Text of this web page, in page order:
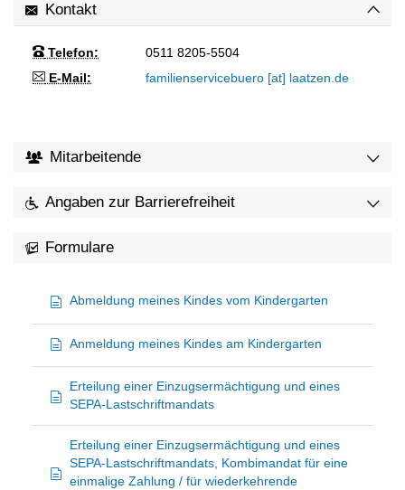
Kontakt
Telefon:
0511 8205-5504
E-Mail:
familienservicebuero [at] laatzen.de
Mitarbeitende
Angaben zur Barrierefreiheit
Formulare
Abmeldung meines Kindes vom Kindergarten
Anmeldung meines Kindes am Kindergarten
Erteilung einer Einzugsermächtigung und eines
SEPA-Lastschriftmandats
Erteilung einer Einzugsermächtigung und eines
SEPA-Lastschriftmandats, Kombimandat für eine
einmalige Zahlung / für wiederkehrende